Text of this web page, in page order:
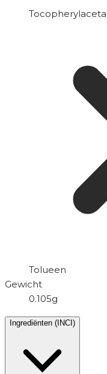
Tolueen
Gewicht
0.105g
Ingrediënten (INCI)